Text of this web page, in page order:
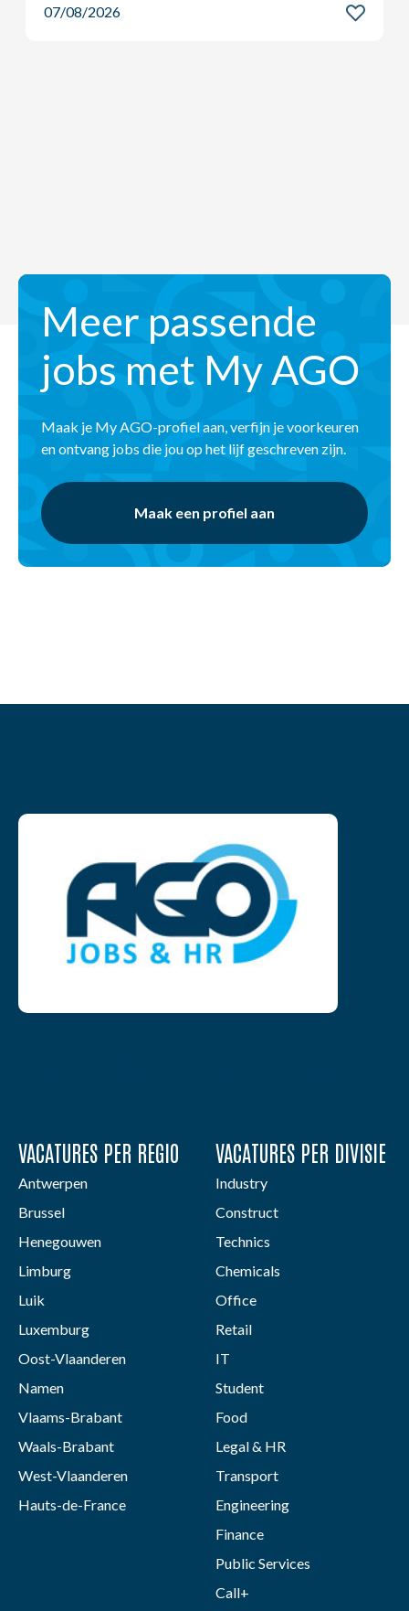
Meer passende
jobs met My AGO
Maak je My AGO-profiel aan, verfijn je voorkeuren
en ontvang jobs die jou op het lijf geschreven zijn.
Maak een profiel aan
VACATURES PER REGIO
Antwerpen
Brussel
Henegouwen
Limburg
Luik
Luxemburg
Oost-Vlaanderen
Namen
Vlaams-Brabant
Waals-Brabant
West-Vlaanderen
Hauts-de-France
VACATURES PER DIVISIE
Industry
Construct
Technics
Chemicals
Office
Retail
IT
Student
Food
Legal & HR
Transport
Engineering
Finance
Public Services
Call+